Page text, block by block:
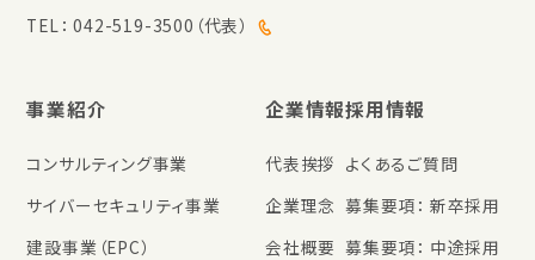
TEL：042-519-3500（代表）
事業紹介
コンサルティング事業
サイバーセキュリティ事業
建設事業（EPC）
企業情報
代表挨拶
企業理念
会社概要
採用情報
よくあるご質問
募集要項： 新卒採用
募集要項： 中途採用